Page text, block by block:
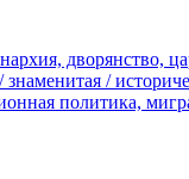
дворянство,
/
политика,